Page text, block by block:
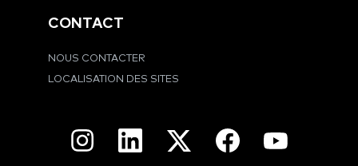
CONTACT
NOUS CONTACTER
LOCALISATION DES SITES